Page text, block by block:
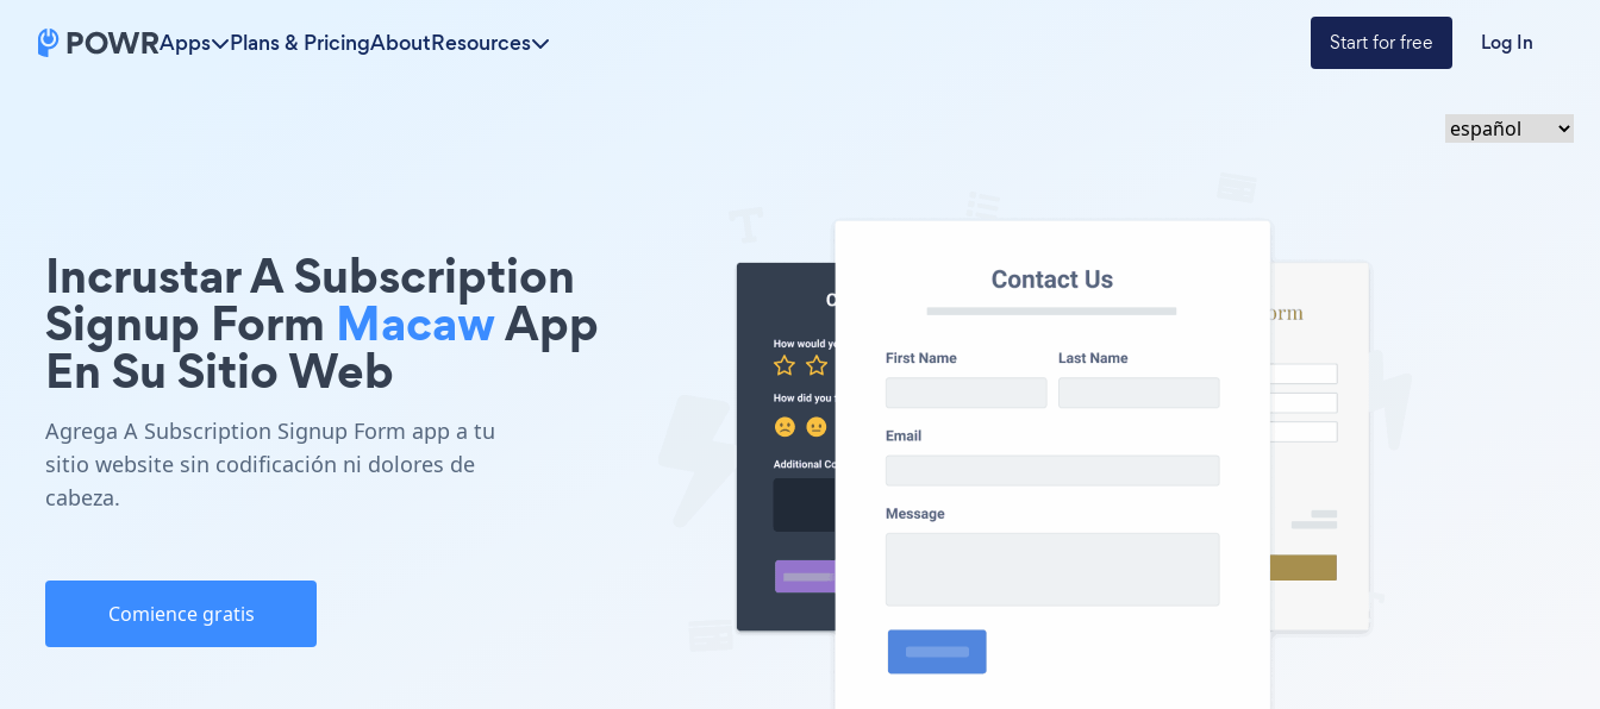
Apps Plans & PricingAboutResources Start for free Log In
Incrustar A Subscription
Signup Form MacawApp
En Su Sitio Web
Agrega A Subscription Signup Form app a tu
sitio website sin codificación ni dolores de
cabeza.
Comience gratis